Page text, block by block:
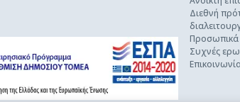
Διεθνή
Προσωπικά
Συχνές